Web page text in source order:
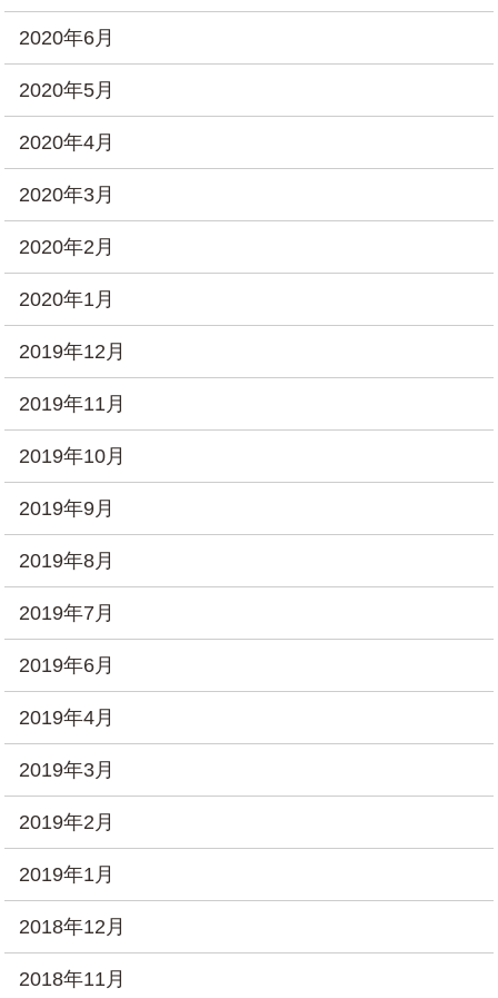
2020年6月
2020年5月
2020年4月
2020年3月
2020年2月
2020年1月
2019年12月
2019年11月
2019年10月
2019年9月
2019年8月
2019年7月
2019年6月
2019年4月
2019年3月
2019年2月
2019年1月
2018年12月
2018年11月